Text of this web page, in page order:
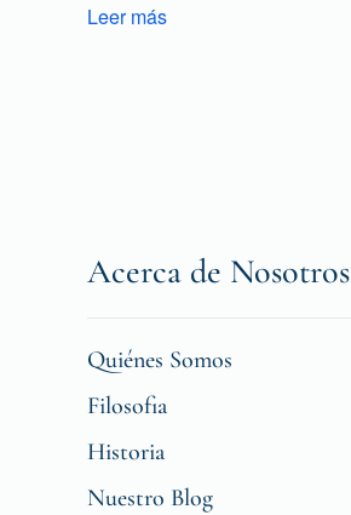
Leer más
Acerca de Nosotros
Quiénes Somos
Filosofia
Historia
Nuestro Blog